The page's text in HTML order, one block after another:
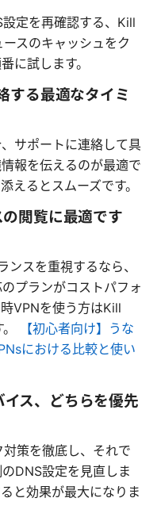
定を再確認する、Kill
スのキャッシュをク
に試します。
する最適なタイミ
サポートに連絡して具
報を伝えるのが最適で
えるとスムーズです。
閲覧に最適です
ンスを重視するなら、
プランがコストパフォ
VPNを使う方はKill
【初心者向け】うな
における比較と使い
ス、どちらを優先
策を徹底し、それで
DNS設定を見直しま
と効果が最大になりま